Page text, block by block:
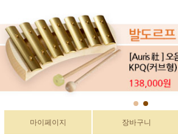
마이페이지 장바구니